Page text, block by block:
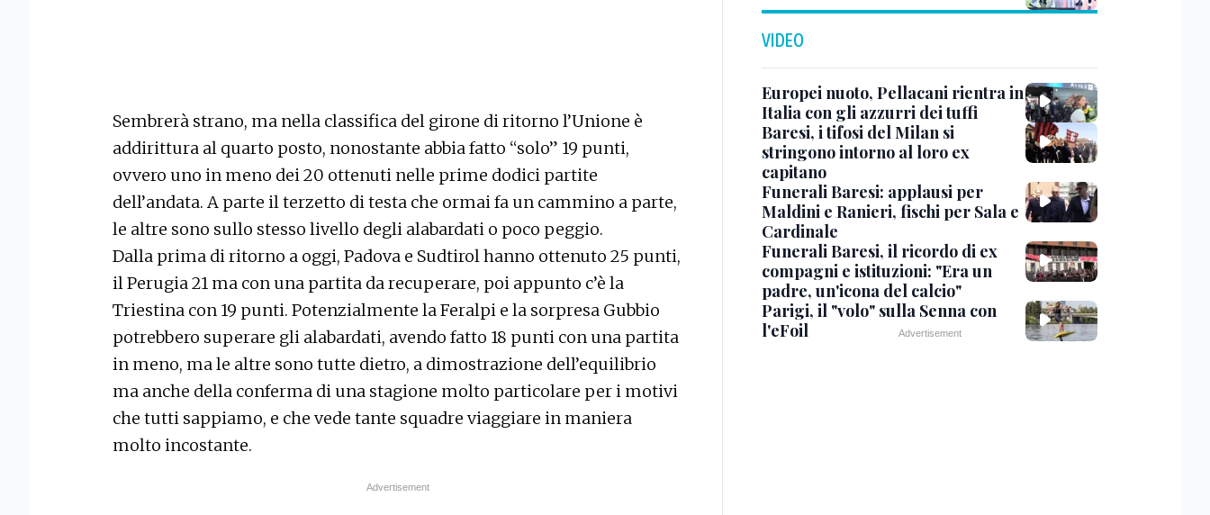
Sembrerà strano, ma nella classifica del girone di ritorno l’Unione è
addirittura al quarto posto, nonostante abbia fatto “solo” 19 punti,
ovvero uno in meno dei 20 ottenuti nelle prime dodici partite
dell’andata. A parte il terzetto di testa che ormai fa un cammino a parte,
le altre sono sullo stesso livello degli alabardati o poco peggio.
Dalla prima di ritorno a oggi, Padova e Sudtirol hanno ottenuto 25 punti,
il Perugia 21 ma con una partita da recuperare, poi appunto c’è la
Triestina con 19 punti. Potenzialmente la Feralpi e la sorpresa Gubbio
potrebbero superare gli alabardati, avendo fatto 18 punti con una partita
in meno, ma le altre sono tutte dietro, a dimostrazione dell’equilibrio
ma anche della conferma di una stagione molto particolare per i motivi
che tutti sappiamo, e che vede tante squadre viaggiare in maniera
molto incostante.
VIDEO
Europei nuoto, Pellacani rientra in
Italia con gli azzurri dei tuffi
Baresi, i tifosi del Milan si
stringono intorno al loro ex
capitano
Funerali Baresi: applausi per
Maldini e Ranieri, fischi per Sala e
Cardinale
Funerali Baresi, il ricordo di ex
compagni e istituzioni: "Era un
padre, un'icona del calcio"
Parigi, il "volo" sulla Senna con
l'eFoil